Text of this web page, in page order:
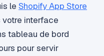
le Shopify App Store
votre interface
tableau de bord
pour servir